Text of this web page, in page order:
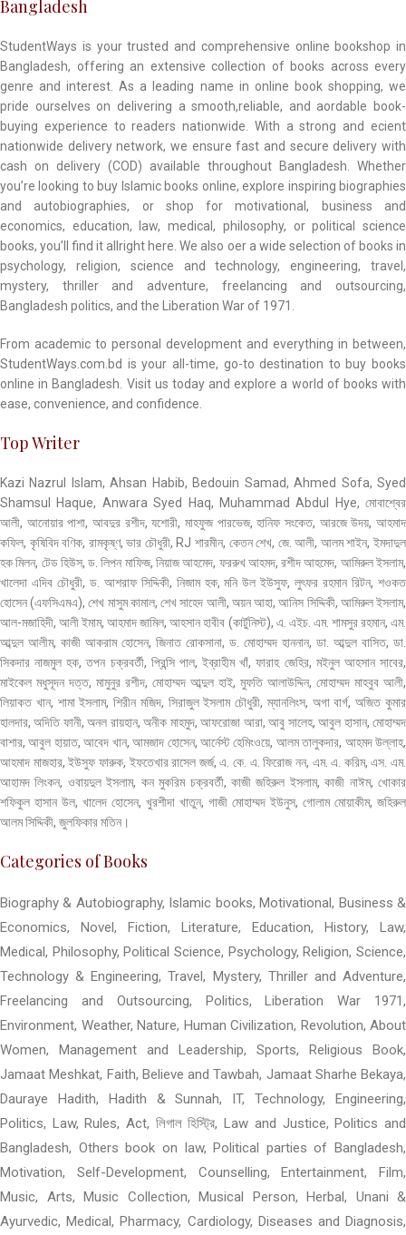
Bangladesh
StudentWays is your trusted and comprehensive online bookshop in
Bangladesh, offering an extensive collection of books across every
genre and interest. As a leading name in online book shopping, we
pride ourselves on delivering a smooth,reliable, and aordable book-
buying experience to readers nationwide. With a strong and ecient
nationwide delivery network, we ensure fast and secure delivery with
cash on delivery (COD) available throughout Bangladesh. Whether
you’re looking to buy Islamic books online, explore inspiring biographies
and autobiographies, or shop for motivational, business and
economics, education, law, medical, philosophy, or political science
books, you’ll find it allright here. We also oer a wide selection of books in
psychology, religion, science and technology, engineering, travel,
mystery, thriller and adventure, freelancing and outsourcing,
Bangladesh politics, and the Liberation War of 1971.
From academic to personal development and everything in between,
StudentWays.com.bd is your all-time, go-to destination to buy books
online in Bangladesh. Visit us today and explore a world of books with
ease, convenience, and confidence.
Top Writer
Kazi Nazrul Islam, Ahsan Habib, Bedouin Samad, Ahmed Sofa, Syed
Shamsul Haque, Anwara Syed Haq, Muhammad Abdul Hye, মোবাশ্বের
আলী, আনোয়ার পাশা, আবদুর রশীদ, যশোরী, মাহফুজ পারভেজ, হানিফ সংকেত, আরজে উদয়, আহমাদ
কফিল, কৃষিবিদ বণিক, রামকৃষ্ণ, ভার চৌধুরী, RJ শারমীন, কেতন শেখ, জে. আলী, আলম শাইন, ইমদাদুল
হক মিলন, টেড হিউস, ড. লিপন মাফিজ, নিয়াজ আহমেদ, ফররুখ আহমদ, রশীদ আহমেদ, আমিরুল ইসলাম,
খালেদা এদিব চৌধুরী, ড. আশরাফ সিদ্দিকী, নিজাম হক, মনি উল ইউসুফ, লুৎফর রহমান রিটন, শওকত
হোসেন (এফসিএমএ), শেখ মাসুম কামাল, শেখ সাহেদ আলী, অয়ন আহা, আনিস সিদ্দিকী, আমিরুল ইসলাম,
আল-মজাহিদী, আলী ইমাম, আহমাদ জামিল, আহসান হাবীব (কার্টুনিস্ট), এ. এইচ. এম. শামসুর রহমান, এম.
আব্দুল আলীম, কাজী আকরাম হোসেন, জিনাত রোকসানা, ড. মোহাম্মদ হাননান, ডা. আব্দুল বাসিত, ডা.
সিকদার নাজমুল হক, তপন চক্রবর্তী, প্রিন্সি পাল, ইব্রাহীম খাঁ, ফারাহ জেহির, মইনুল আহসান সাবের,
মাইকেল মধুসূদন দত্ত, মামুনুর রশীদ, মোহাম্মদ আব্দুল হাই, মুফতি আলাউদ্দিন, মোহাম্মদ মাহবুব আলী,
লিয়াকত খান, শামা ইসলাম, শিরীন মজিদ, সিরাজুল ইসলাম চৌধুরী, ম্যানলিংস, অগা বার্গ, অজিত কুমার
হালদার, অদিতি ফানী, অনল রায়হান, অনীক মাহমুদ, আফরোজা আরা, আবু সালেহ, আবুল হাসান, মোহাম্মদ
বাশার, আবুল হায়াত, আবেদ খান, আমজাদ হোসেন, আর্নেস্ট হেমিংওয়ে, আলম তালুকদার, আহমদ উল্লাহ,
আহমাদ মাজহার, ইউসুফ ফারুক, ইফতেখার রাসেল জর্জ, এ. কে. এ. ফিরোজ নন, এম. এ. করিম, এস. এম.
আহামদ লিংকন, ওবায়দুল ইসলাম, কন মুকরিম চক্রবর্তী, কাজী জহিরুল ইসলাম, কাজী নাঈম, খোকার
শফিকুল হাসান উল, খালেদ হোসেন, খুরশীদা খাতুন, গাজী মোহাম্মদ ইউনুস, গোলাম মোয়াকীম, জহিরুল
আলম সিদ্দিকী, জুলফিকার মতিন।
Categories of Books
Biography & Autobiography, Islamic books, Motivational, Business &
Economics, Novel, Fiction, Literature, Education, History, Law,
Medical, Philosophy, Political Science, Psychology, Religion, Science,
Technology & Engineering, Travel, Mystery, Thriller and Adventure,
Freelancing and Outsourcing, Politics, Liberation War 1971,
Environment, Weather, Nature, Human Civilization, Revolution, About
Women, Management and Leadership, Sports, Religious Book,
Jamaat Meshkat, Faith, Believe and Tawbah, Jamaat Sharhe Bekaya,
Dauraye Hadith, Hadith & Sunnah, IT, Technology, Engineering,
Politics, Law, Rules, Act, লিগাল হিস্ট্রি, Law and Justice, Politics and
Bangladesh, Others book on law, Political parties of Bangladesh,
Motivation, Self-Development, Counselling, Entertainment, Film,
Music, Arts, Music Collection, Musical Person, Herbal, Unani &
Ayurvedic, Medical, Pharmacy, Cardiology, Diseases and Diagnosis,